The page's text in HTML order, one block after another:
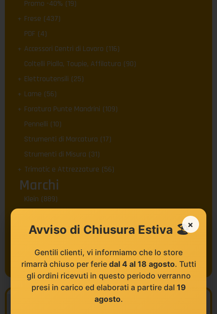
Promo -40% (19)
Frese (437)
PDF (4)
Accessori Centri di Lavoro (116)
Coltelli Pialla, Toupie, Affilatura (90)
Elettroutensili (25)
Lame (56)
Foratura Punte Mandrini (109)
Pennelli (10)
Strumenti di Marcatura (17)
Strumenti di Misura (31)
Trimatic e Attrezzature (56)
Marchi
Klein (889)
Pennellificio Europa
(10)
The MicroLab
×
Avviso di Chiusura Estiva 🏖️
Gentili clienti, vi informiamo che lo store
rimarrà chiuso per ferie dal 4 al 18 agosto. Tutti
gli ordini ricevuti in questo periodo verranno
presi in carico ed elaborati a partire dal 19
agosto.